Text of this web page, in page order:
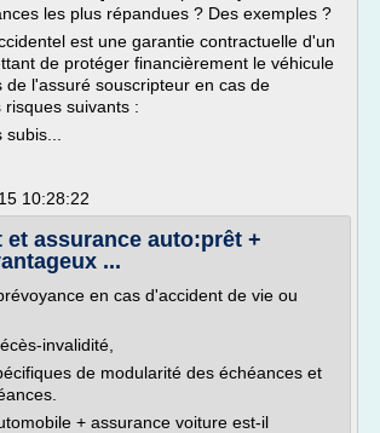
les plus répandues ? Des exemples ?
est une garantie contractuelle d'un
de protéger financièrement le véhicule
de l'assuré souscripteur en cas de
suivants :
10:28:22
et assurance auto:prêt +
...
en cas d'accident de vie ou
invalidité,
de modularité des échéances et
+ assurance voiture est-il